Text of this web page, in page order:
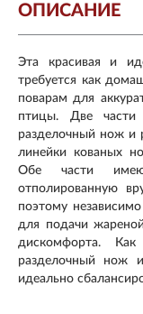
ОПИСАНИЕ
Эта красивая и
требуется как
поварам для
птицы. Две
разделочный нож и
линейки кованых
Обе части
отполированную
поэтому
для подачи
дискомфорта.
разделочный нож
идеально